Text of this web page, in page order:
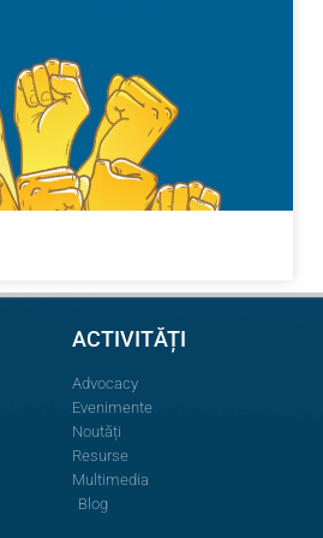
ACTIVITĂȚI
Advocacy
Evenimente
Noutăți
Resurse
Multimedia
Blog